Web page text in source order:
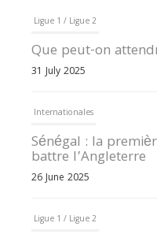
31 July 2025
battre l’Angleterre
26 June 2025